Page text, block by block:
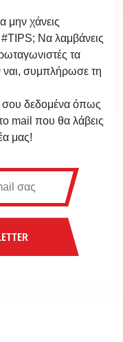
μην χάνεις
Να λαμβάνεις
τα
συμπλήρωσε τη
δεδομένα όπως
mail που θα λάβεις
μας!